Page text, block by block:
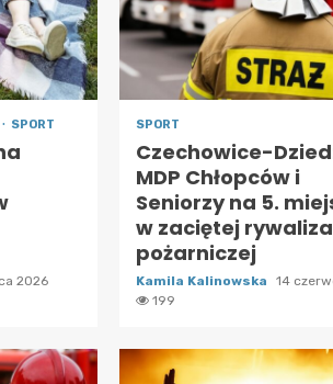
SPORT
2026
SPORT
Czechowice-
MDP Chłopców i
Seniorzy na 5.
w zaciętej
pożarniczej
Kamila Kalinowska
14
199